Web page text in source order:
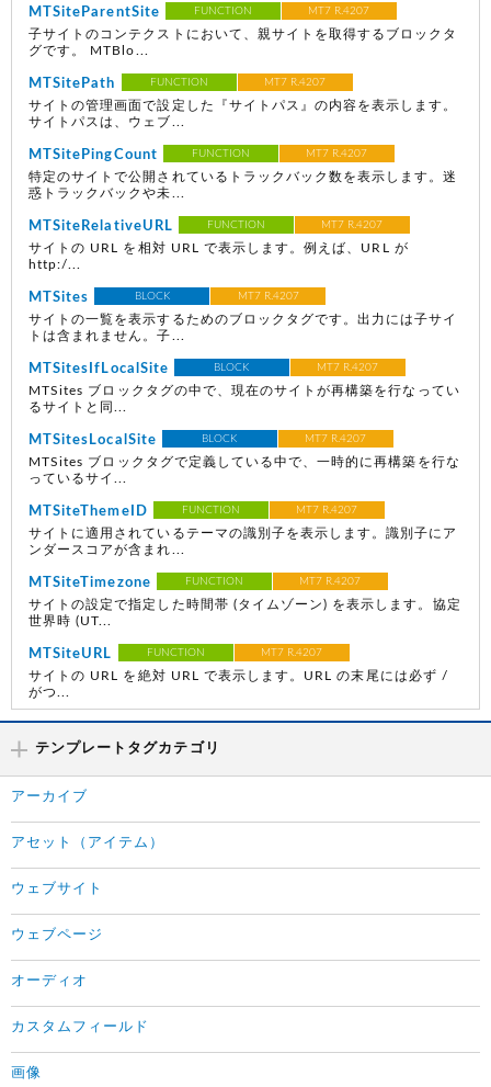
MTSiteParentSite FUNCTION MT7 R.4207
子サイトのコンテクストにおいて、親サイトを取得するブロックタ
グです。 MTBlo...
MTSitePath FUNCTION MT7 R.4207
サイトの管理画面で設定した『サイトパス』の内容を表示します。
サイトパスは、ウェブ...
MTSitePingCount FUNCTION MT7 R.4207
特定のサイトで公開されているトラックバック数を表示します。迷
惑トラックバックや未...
MTSiteRelativeURL FUNCTION MT7 R.4207
サイトの URL を相対 URL で表示します。例えば、URL が
http:/...
MTSites BLOCK MT7 R.4207
サイトの一覧を表示するためのブロックタグです。出力には子サイ
トは含まれません。子...
MTSitesIfLocalSite BLOCK MT7 R.4207
MTSites ブロックタグの中で、現在のサイトが再構築を行なってい
るサイトと同...
MTSitesLocalSite BLOCK MT7 R.4207
MTSites ブロックタグで定義している中で、一時的に再構築を行な
っているサイ...
MTSiteThemeID FUNCTION MT7 R.4207
サイトに適用されているテーマの識別子を表示します。識別子にア
ンダースコアが含まれ...
MTSiteTimezone FUNCTION MT7 R.4207
サイトの設定で指定した時間帯 (タイムゾーン) を表示します。協定
世界時 (UT...
MTSiteURL FUNCTION MT7 R.4207
サイトの URL を絶対 URL で表示します。URL の末尾には必ず /
がつ...
テンプレートタグカテゴリ
アーカイブ
アセット（アイテム）
ウェブサイト
ウェブページ
オーディオ
カスタムフィールド
画像